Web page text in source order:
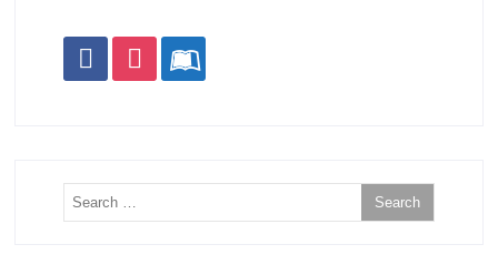
facebookinstagramleanpub